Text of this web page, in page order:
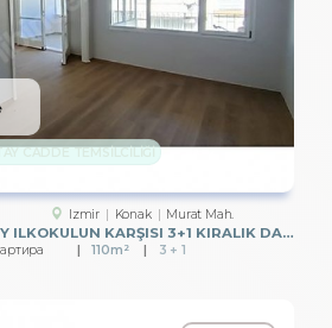
Izmir Konak Murat Mah.
İNÖNÜ CAD.NECATI BEY ILKOKULUN KARŞISI 3+1 KIRALIK DAIRE
110m² 3 + 1
CADDE TEMSİLCİLİĞİ